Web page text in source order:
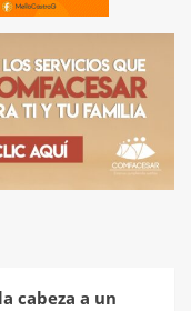
cabeza a un